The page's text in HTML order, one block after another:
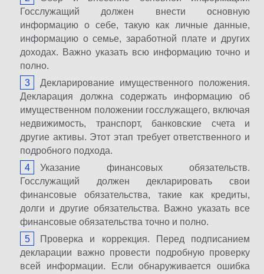
Госслужащий должен внести основную
информацию о себе, такую как личные данные,
информацию о семье, заработной плате и других
доходах. Важно указать всю информацию точно и
полно.
Декларирование имущественного положения.
Декларация должна содержать информацию об
имущественном положении госслужащего, включая
недвижимость, транспорт, банковские счета и
другие активы. Этот этап требует ответственного и
подробного подхода.
Указание финансовых обязательств.
Госслужащий должен декларировать свои
финансовые обязательства, такие как кредиты,
долги и другие обязательства. Важно указать все
финансовые обязательства точно и полно.
Проверка и коррекция. Перед подписанием
декларации важно провести подробную проверку
всей информации. Если обнаруживается ошибка